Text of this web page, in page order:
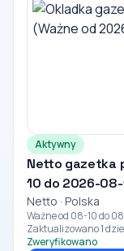
Aktywny
Netto gazetka
10 do 2026-
Netto · Polska
Ważne od 08-10 do
Zaktualizowano 1
Zweryfikowano